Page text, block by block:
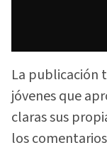
La publicación
jóvenes que
claras sus
los